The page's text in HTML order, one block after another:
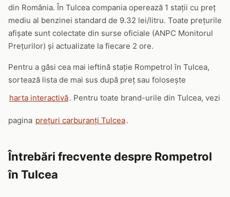
din România. În Tulcea compania operează 1 stații cu preț
mediu al benzinei standard de 9.32 lei/litru. Toate prețurile
afișate sunt colectate din surse oficiale (ANPC Monitorul
Prețurilor) și actualizate la fiecare 2 ore.
Pentru a găsi cea mai ieftină stație Rompetrol în Tulcea,
sortează lista de mai sus după preț sau folosește
harta interactivă. Pentru toate brand-urile din Tulcea, vezi
pagina prețuri carburanți Tulcea.
Întrebări frecvente despre Rompetrol
în Tulcea